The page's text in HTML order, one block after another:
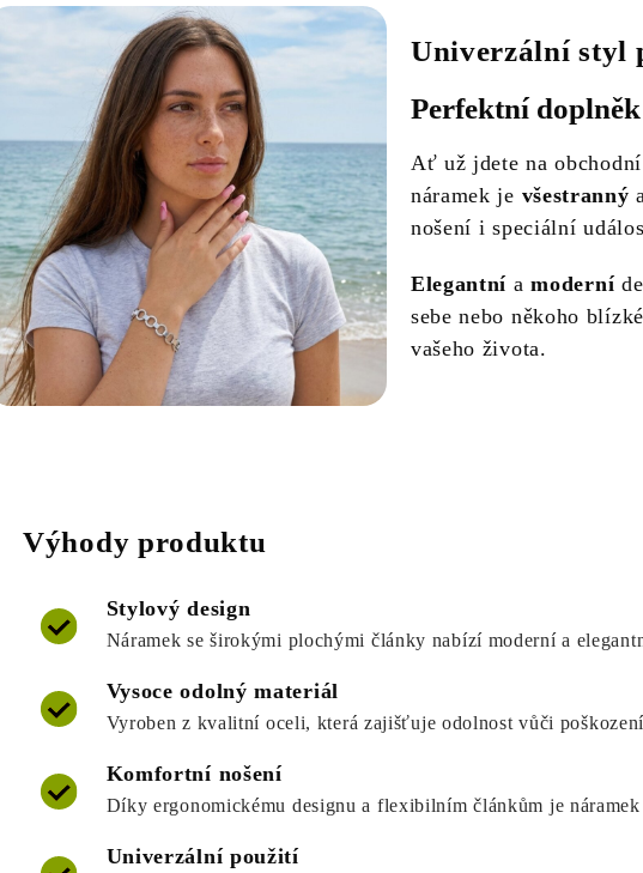
Univerzální styl
Perfektní
Ať už jdete na
náramek je všestranný
nošení i speciální
Elegantní amoderní
sebe nebo někoho
vašeho života.
Výhody produktu
Stylový design
Náramek se širokými plochými články nabízí moderní a
Vysoce odolný materiál
Vyroben z kvalitní oceli, která zajišťuje odolnost vůči
Komfortní nošení
Díky ergonomickému designu a flexibilním článkům je
Univerzální použití